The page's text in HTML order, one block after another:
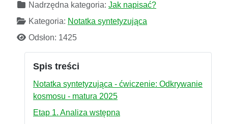
Nadrzędna kategoria: Jak napisać?
Kategoria: Notatka syntetyzująca
Odsłon: 1425
Spis treści
Notatka syntetyzująca - ćwiczenie: Odkrywanie
kosmosu - matura 2025
Etap 1. Analiza wstępna